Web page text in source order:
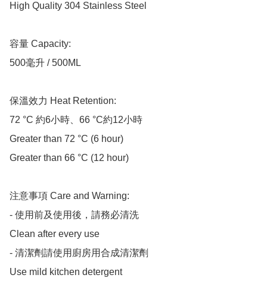
High Quality 304 Stainless Steel
容量 Capacity:
500毫升 / 500ML
保溫效力 Heat Retention:
72 °C 約6小時、66 °C約12小時
Greater than 72 °C (6 hour)
Greater than 66 °C (12 hour)
注意事項 Care and Warning:
- 使用前及使用後，請務必清洗
Clean after every use
- 清潔劑請使用廚房用合成清潔劑
Use mild kitchen detergent